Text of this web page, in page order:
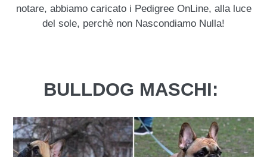
notare, abbiamo caricato i Pedigree OnLine, alla luce
del sole, perchè non Nascondiamo Nulla!
BULLDOG MASCHI: